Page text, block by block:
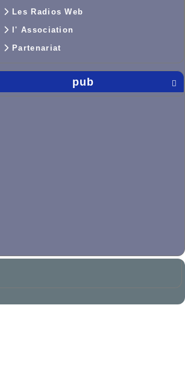
Les Radios Web
l' Association
Partenariat

pub